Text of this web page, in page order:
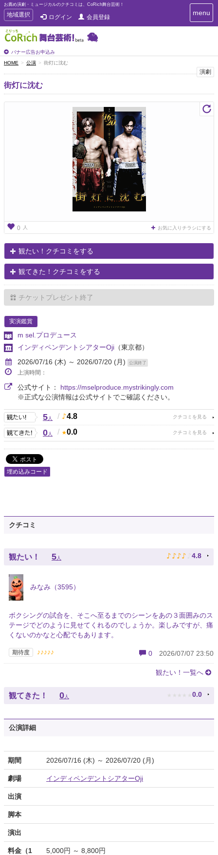
お薦め演劇・ミュージカルのクチコミは、CoRich舞台芸術！
T
o
g
g
e
n
a
v
i
地域選択 ログイン 会員登録
バナー広告お申込み
T
o
i
menu
HOME 公演 街灯に沈む
演劇
街灯に沈む
0 人 お気に入りチラシにする
観たい！クチコミをする
観てきた！クチコミをする
チケットプレゼント終了
実演鑑賞
m sel.プロデュース
インディペンデントシアターOji （東京都）
2026/07/16 (木) ～ 2026/07/20 (月)
公演終了
上演時間：
公式サイト： https://mselproduce.mystrikingly.com
※正式な公演情報は公式サイトでご確認ください。
5人 / 4.8
0人 / 0.0
埋め込みコード
クチコミ
観たい！ 5人 ♪ ♪ ♪ ♪ ♪ 4.8
みなみ（3595）
ボクシングの試合を、そこへ至るまでのシーンをあの３面囲みのス
テージでどのように見せてくれるのでしょうか。楽しみですが、痛
くないのかなと心配でもあります。
期待度 ♪♪♪♪♪ 0 2026/07/07 23:50
観たい！一覧へ
観てきた！ 0 人 ★ ★ ★ ★ ★ 0.0
公演詳細
期間 2026/07/16 (木) ～ 2026/07/20 (月)
劇場 インディペンデントシアターOji
出演
脚本
演出
料金（1
5,000円 ～ 8,800円